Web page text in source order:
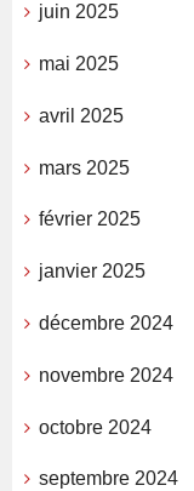
juin 2025
mai 2025
avril 2025
mars 2025
février 2025
janvier 2025
décembre 2024
novembre 2024
octobre 2024
septembre 2024